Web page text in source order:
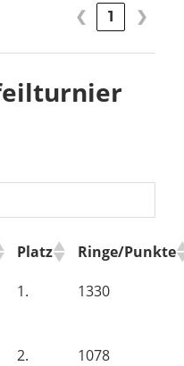
❮ 1 ❯
Platz
Ringe/Punkte
1. 1330
2. 1078